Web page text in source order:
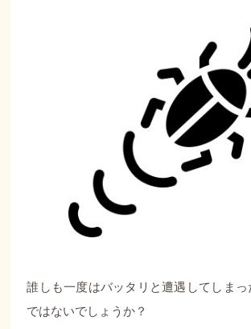
誰しも一度はバッタリと遭遇してしま
ではないでしょうか？